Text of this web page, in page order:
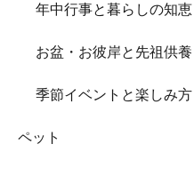
年中行事と暮らしの知恵
お盆・お彼岸と先祖供養
季節イベントと楽しみ方
ペット